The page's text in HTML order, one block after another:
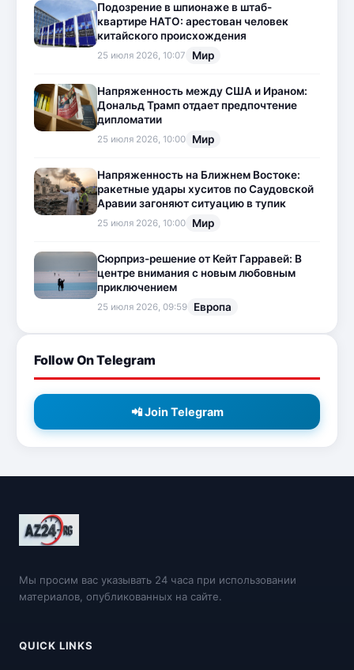
Подозрение в шпионаже в штаб-
квартире НАТО: арестован человек
китайского происхождения
25 июля 2026, 10:07 Мир
Напряженность между США и Ираном:
Дональд Трамп отдает предпочтение
дипломатии
25 июля 2026, 10:00 Мир
Напряженность на Ближнем Востоке:
ракетные удары хуситов по Саудовской
Аравии загоняют ситуацию в тупик
25 июля 2026, 10:00 Мир
Сюрприз-решение от Кейт Гарравей: В
центре внимания с новым любовным
приключением
25 июля 2026, 09:59 Европа
Follow On Telegram
📲 Join Telegram
Мы просим вас указывать 24 часа при использовании
материалов, опубликованных на сайте.
QUICK LINKS